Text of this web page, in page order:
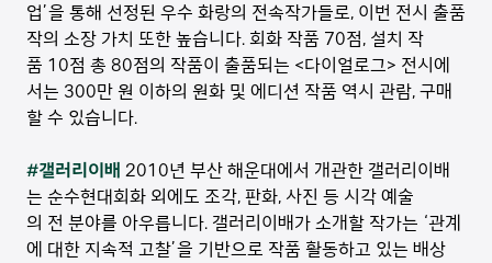
업’을 통해 선정된 우수 화랑의 전속작가들로, 이번 전시 출품
작의 소장 가치 또한 높습니다. 회화 작품 70점, 설치 작
품 10점 총 80점의 작품이 출품되는 <다이얼로그> 전시에
서는 300만 원 이하의 원화 및 에디션 작품 역시 관람, 구매
할 수 있습니다.
#갤러리이배 2010년 부산 해운대에서 개관한 갤러리이배
는 순수현대회화 외에도 조각, 판화, 사진 등 시각 예술
의 전 분야를 아우릅니다. 갤러리이배가 소개할 작가는 ‘관계
에 대한 지속적 고찰’을 기반으로 작품 활동하고 있는 배상